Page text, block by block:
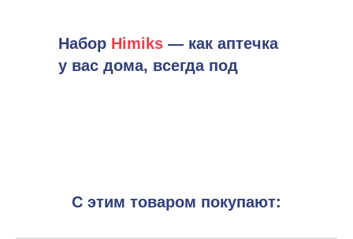
Набор Himiks — как аптечка
у вас дома, всегда под
С этим товаром покупают: